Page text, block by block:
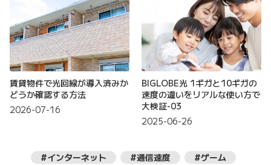
賃貸物件で光回線が導入済みか
どうか確認する方法
2026-07-16
BIGLOBE光 1ギガと10ギガの
速度の違いをリアルな使い方で
大検証-03
2025-06-26
#インターネット #通信速度 #ゲーム